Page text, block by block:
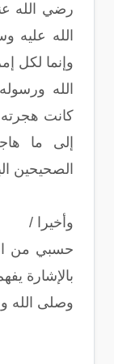
رضي الله
الله عليه
وإنما لكل
الله
كانت هجرته
إلى ما
الصحيحين
وأخيرا /
حسبي من
بالإشارة
وصلى الله